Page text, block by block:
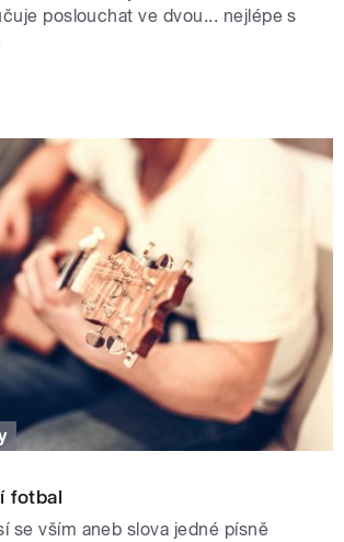
poslouchat ve dvou... nejlépe s
fotbal
se vším aneb slova jedné písně